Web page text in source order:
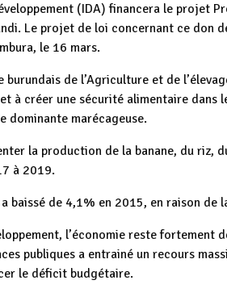
(IDA) financera le projet
Le projet de loi concernant ce don
le 16 mars.
burundais de l’Agriculture et de
à créer une sécurité alimentaire dans
dominante marécageuse.
la production de la banane, du riz,
à 2019.
baissé de 4,1% en 2015, en raison
l’économie reste fortement
publiques a entrainé un recours
le déficit budgétaire.